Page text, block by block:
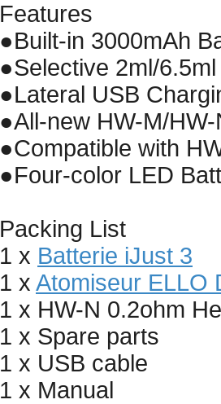
Features
●Built-in 3000mAh
●Selective 2ml/
●Lateral USB
●All-new HW-M/
●Compatible with
●Four-color LED
Packing List
1 x Batterie iJust 3
1 x Atomiseur ELLO
1 x HW-N 0.2ohm
1 x Spare parts
1 x USB cable
1 x Manual